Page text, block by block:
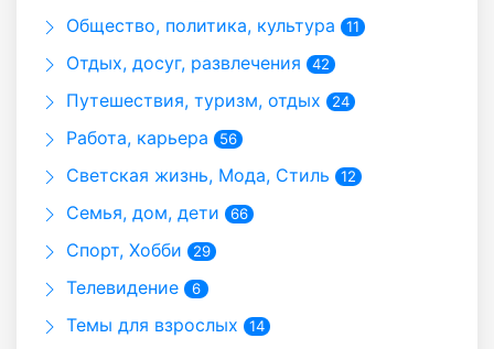
Общество, политика, культура 11
Отдых, досуг, развлечения 42
Путешествия, туризм, отдых 24
Работа, карьера 56
Светская жизнь, Мода, Стиль 12
Семья, дом, дети 66
Спорт, Хобби 29
Телевидение 6
Темы для взрослых 14